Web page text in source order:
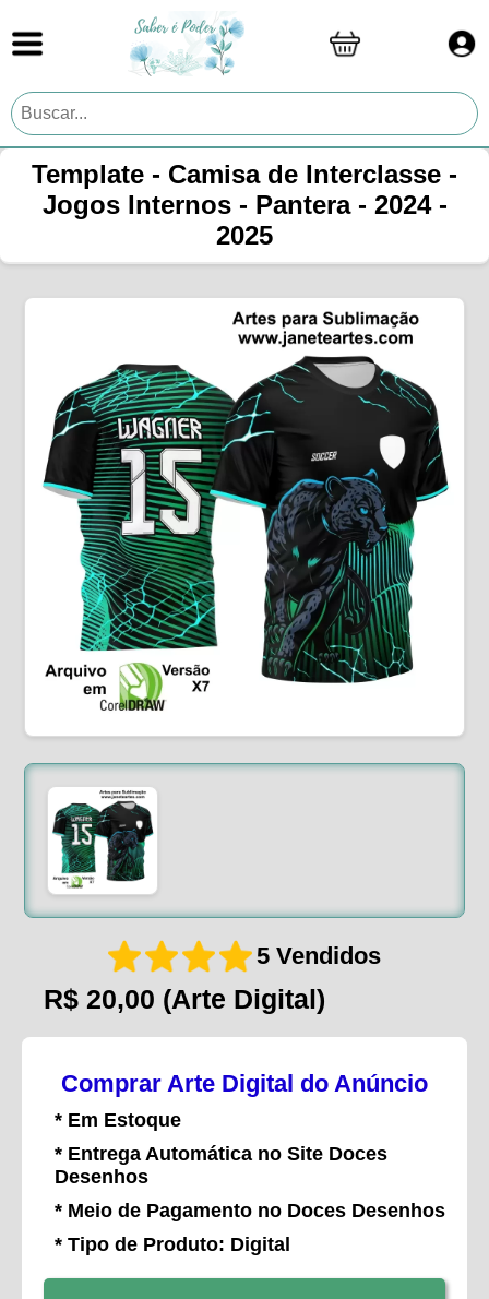
Template - Camisa de Interclasse -
Jogos Internos - Pantera - 2024 -
2025
5 Vendidos
R$ 20,00 (Arte Digital)
Comprar Arte Digital do Anúncio
* Em Estoque
* Entrega Automática no Site Doces
Desenhos
* Meio de Pagamento no Doces Desenhos
* Tipo de Produto: Digital